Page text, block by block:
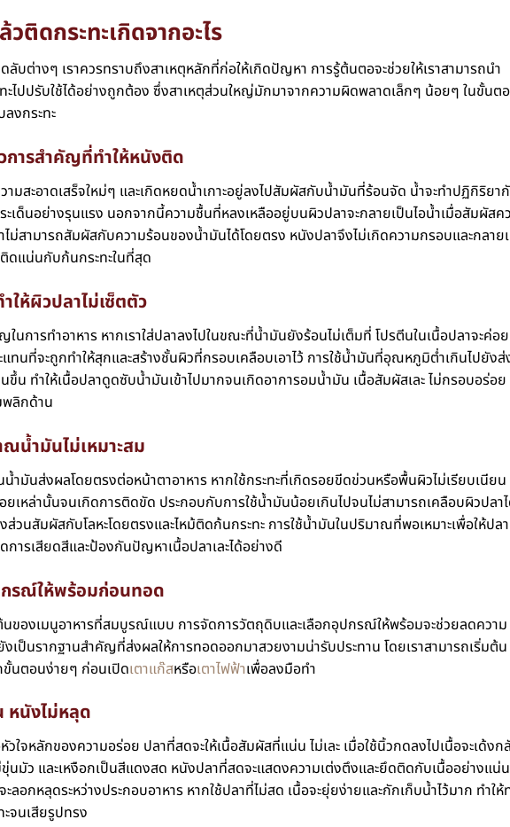
ดกระทะเกิดจากอะไร
ลับต่างๆ เราควรทราบถึงสาเหตุหลักที่ก่อให้เกิดปัญหา การรู้ต้นตอจะช่วยให้เราสามารถนำ
ะไปปรับใช้ได้อย่างถูกต้อง ซึ่งสาเหตุส่วนใหญ่มักมาจากความผิดพลาดเล็กๆ น้อยๆ ในขั้นต
งกระทะ
ารสำคัญที่ทำให้หนังติด
ามสะอาดเสร็จใหม่ๆ และเกิดหยดน้ำเกาะอยู่ลงไปสัมผัสกับน้ำมันที่ร้อนจัด น้ำจะทำปฏิกิริยา
ะเด็นอย่างรุนแรง นอกจากนี้ความชื้นที่หลงเหลืออยู่บนผิวปลาจะกลายเป็นไอน้ำเมื่อสัมผัสค
ม่สามารถสัมผัสกับความร้อนของน้ำมันได้โดยตรง หนังปลาจึงไม่เกิดความกรอบและกลาย
ดแน่นกับก้นกระทะในที่สุด
ห้ผิวปลาไม่เซ็ตตัว
นการทำอาหาร หากเราใส่ปลาลงไปในขณะที่น้ำมันยังร้อนไม่เต็มที่ โปรตีนในเนื้อปลาจะค่อ
ทนที่จะถูกทำให้สุกและสร้างชั้นผิวที่กรอบเคลือบเอาไว้ การใช้น้ำมันที่อุณหภูมิต่ำเกินไปยัง
น ทำให้เนื้อปลาดูดซับน้ำมันเข้าไปมากจนเกิดอาการอมน้ำมัน เนื้อสัมผัสเละ ไม่กรอบอร่อย
พลิกด้าน
ณน้ำมันไม่เหมาะสม
ำมันส่งผลโดยตรงต่อหน้าตาอาหาร หากใช้กระทะที่เกิดรอยขีดข่วนหรือพื้นผิวไม่เรียบเนียน
ยเหล่านั้นจนเกิดการติดขัด ประกอบกับการใช้น้ำมันน้อยเกินไปจนไม่สามารถเคลือบผิวปลา
ส่วนสัมผัสกับโลหะโดยตรงและไหม้ติดก้นกระทะ การใช้น้ำมันในปริมาณที่พอเหมาะเพื่อให้ปลา
ารเสียดสีและป้องกันปัญหาเนื้อปลาเละได้อย่างดี
รณ์ให้พร้อมก่อนทอด
ของเมนูอาหารที่สมบูรณ์แบบ การจัดการวัตถุดิบและเลือกอุปกรณ์ให้พร้อมจะช่วยลดความ
งเป็นรากฐานสำคัญที่ส่งผลให้การทอดออกมาสวยงามน่ารับประทาน โดยเราสามารถเริ่มต้น
นตอนง่ายๆ ก่อนเปิดเตาแก๊สหรือเตาไฟฟ้าเพื่อลงมือทำ
หนังไม่หลุด
ใจหลักของความอร่อย ปลาที่สดจะให้เนื้อสัมผัสที่แน่น ไม่เละ เมื่อใช้นิ้วกดลงไปเนื้อจะเด้งก
นมัว และเหงือกเป็นสีแดงสด หนังปลาที่สดจะแสดงความเต่งตึงและยึดติดกับเนื้ออย่างแน่น
ลอกหลุดระหว่างประกอบอาหาร หากใช้ปลาที่ไม่สด เนื้อจะยุ่ยง่ายและกักเก็บน้ำไว้มาก ทำใ
ะจนเสียรูปทรง